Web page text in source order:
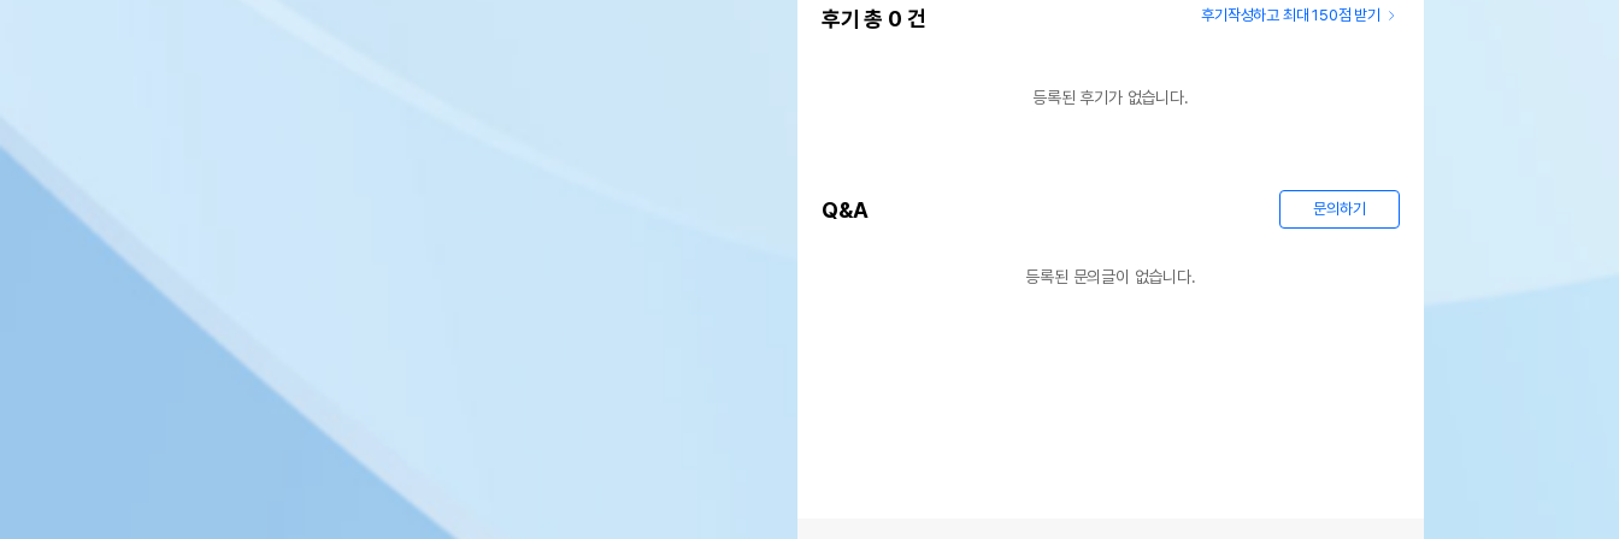
후기 총 0 건 후기작성하고 최대 150점 받기
등록된 후기가 없습니다.
Q&A 문의하기
등록된 문의글이 없습니다.